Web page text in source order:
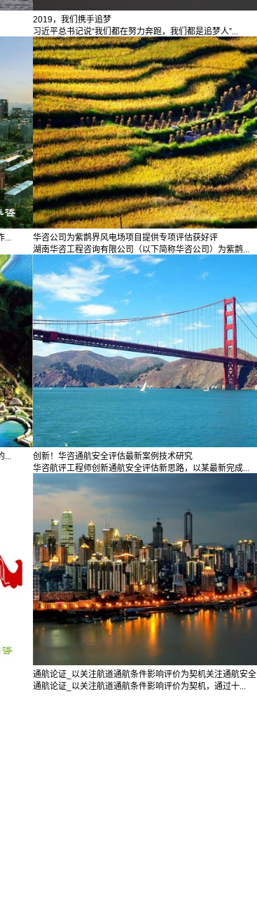
2019，我们携手追梦
习近平总书记说“我们都在努力奔跑，我们都是追梦人”...
...
华咨公司为紫鹊界风电场项目提供专项评估获好评
湖南华咨工程咨询有限公司（以下简称华咨公司）为紫鹊...
创新！华咨通航安全评估最新案例技术研究
华咨航评工程师创新通航安全评估新思路，以某最新完成...
通航论证_以关注航道通航条件影响评价为契机关注通航安全
通航论证_以关注航道通航条件影响评价为契机，通过十...